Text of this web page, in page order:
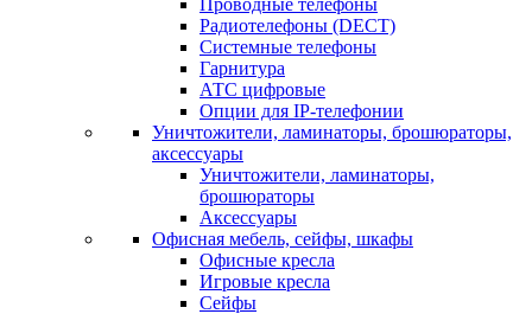
Проводные телефоны
Радиотелефоны (DECT)
Системные телефоны
Гарнитура
АТС цифровые
Опции для IP-телефонии
Уничтожители, ламинаторы, брошюраторы,
аксессуары
Уничтожители, ламинаторы,
брошюраторы
Аксессуары
Офисная мебель, сейфы, шкафы
Офисные кресла
Игровые кресла
Сейфы